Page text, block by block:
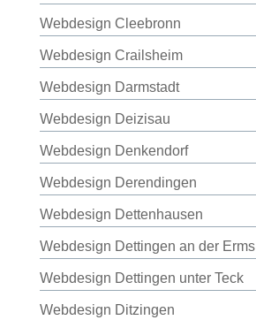
Webdesign Cleebronn
Webdesign Crailsheim
Webdesign Darmstadt
Webdesign Deizisau
Webdesign Denkendorf
Webdesign Derendingen
Webdesign Dettenhausen
Webdesign Dettingen an der Erms
Webdesign Dettingen unter Teck
Webdesign Ditzingen